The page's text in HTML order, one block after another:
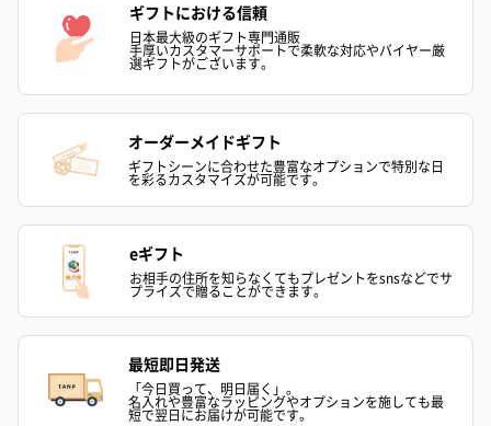
ギフトにおける信頼
日本最大級のギフト専門通販
手厚いカスタマーサポートで柔軟な対応やバイヤー厳
選ギフトがございます。
オーダーメイドギフト
ギフトシーンに合わせた豊富なオプションで特別な日
を彩るカスタマイズが可能です。
eギフト
お相手の住所を知らなくてもプレゼントをsnsなどでサ
プライズで贈ることができます。
最短即日発送
「今日買って、明日届く」。
名入れや豊富なラッピングやオプションを施しても最
短で翌日にお届けが可能です。